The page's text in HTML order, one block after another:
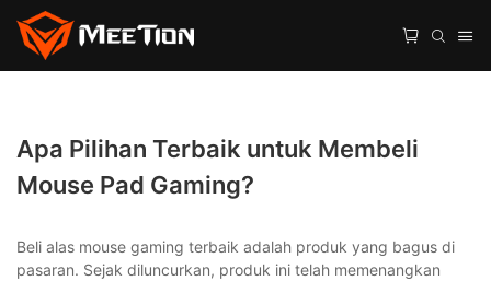
Apa Pilihan Terbaik untuk Membeli
Mouse Pad Gaming?
Beli alas mouse gaming terbaik adalah produk yang bagus di
pasaran. Sejak diluncurkan, produk ini telah memenangkan